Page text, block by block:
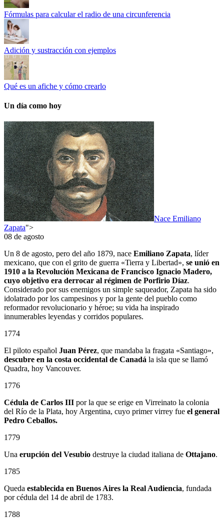
Fórmulas para calcular el radio de una circunferencia
Adición y sustracción con ejemplos
Qué es un afiche y cómo crearlo
Un día como hoy
Nace Emiliano
Zapata">
08 de agosto
Un 8 de agosto, pero del año 1879, nace Emiliano Zapata, líder
mexicano, que con el grito de guerra «Tierra y Libertad», se unió en
1910 a la Revolución Mexicana de Francisco Ignacio Madero,
cuyo objetivo era derrocar al régimen de Porfirio Díaz.
Considerado por sus enemigos un simple saqueador, Zapata ha sido
idolatrado por los campesinos y por la gente del pueblo como
reformador revolucionario y héroe; su vida ha inspirado
innumerables leyendas y corridos populares.
1774
El piloto español Juan Pérez, que mandaba la fragata «Santiago»,
descubre en la costa occidental de Canadá la isla que se llamó
Quadra, hoy Vancouver.
1776
Cédula de Carlos III por la que se erige en Virreinato la colonia
del Río de la Plata, hoy Argentina, cuyo primer virrey fue el general
Pedro Ceballos.
1779
Una erupción del Vesubio destruye la ciudad italiana de Ottajano.
1785
Queda establecida en Buenos Aires la Real Audiencia, fundada
por cédula del 14 de abril de 1783.
1788